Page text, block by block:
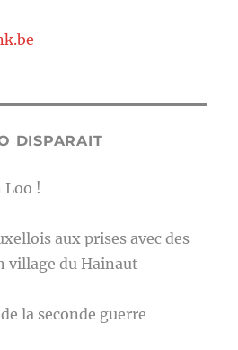
DISPARAIT
Loo !
aux prises avec des
village du Hainaut
la seconde guerre